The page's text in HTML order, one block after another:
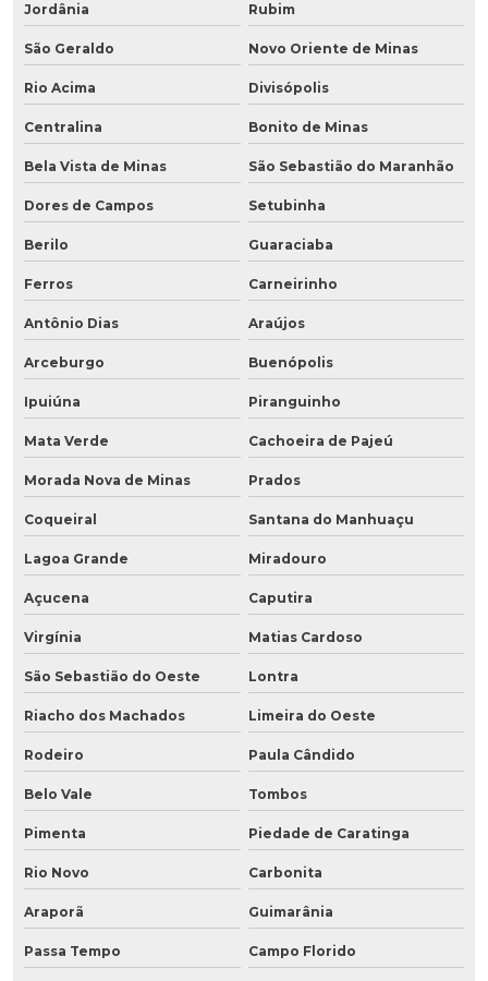
Jordânia Rubim
São Geraldo Novo Oriente de Minas
Rio Acima Divisópolis
Centralina Bonito de Minas
Bela Vista de Minas São Sebastião do Maranhão
Dores de Campos Setubinha
Berilo Guaraciaba
Ferros Carneirinho
Antônio Dias Araújos
Arceburgo Buenópolis
Ipuiúna Piranguinho
Mata Verde Cachoeira de Pajeú
Morada Nova de Minas Prados
Coqueiral Santana do Manhuaçu
Lagoa Grande Miradouro
Açucena Caputira
Virgínia Matias Cardoso
São Sebastião do Oeste Lontra
Riacho dos Machados Limeira do Oeste
Rodeiro Paula Cândido
Belo Vale Tombos
Pimenta Piedade de Caratinga
Rio Novo Carbonita
Araporã Guimarânia
Passa Tempo Campo Florido